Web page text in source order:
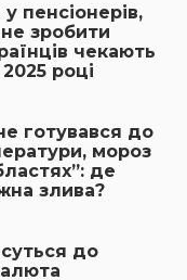
пенсіонерів,
зробити
чекають
році
готувався до
мороз
де
злива?
до